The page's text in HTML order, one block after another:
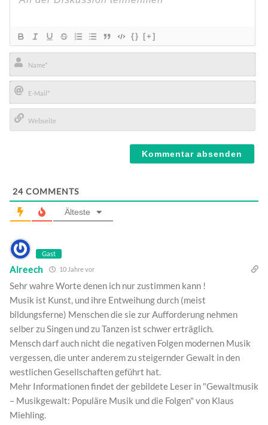
{} [+]
Name*
E-
Mail*
24 COMMENTS
Älteste
Gast
Alreech 10 Jahre vor
Sehr wahre Worte denen ich nur zustimmen kann !
Musik ist Kunst, und ihre Entweihung durch (meist
bildungsferne) Menschen die sie zur Aufforderung nehmen
selber zu Singen und zu Tanzen ist schwer erträglich.
Mensch darf auch nicht die negativen Folgen modernen Musik
vergessen, die unter anderem zu steigernder Gewalt in den
westlichen Gesellschaften geführt hat.
Mehr Informationen findet der gebildete Leser in "Gewaltmusik
– Musikgewalt: Populäre Musik und die Folgen" von Klaus
Miehling.